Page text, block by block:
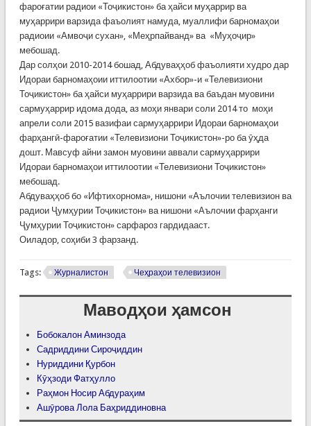
фароғатии радиои «Тоҷикистон» ба ҳайси муҳаррир ва
муҳаррири варзида фаъолият намуда, муаллифи барномаҳои
радиоии «Амвоҷи сухан», «Меҳрпайванд» ва «Муҳоҷир»
мебошад.
Дар солҳои 2010-2014 бошад, Абдуваҳҳоб фаъолияти худро дар
Идораи барномаҳоии иттилоотии «Ахбор»-и «Телевизиони
Тоҷикистон» ба ҳайси муҳаррири варзида ва баъдан муовини
сармуҳаррир идома дода, аз моҳи январи соли 2014 то моҳи
апрели соли 2015 вазифаи сармуҳаррири Идораи барномаҳои
фарҳангӣ-фароғатии «Телевизиони Тоҷикистон»-ро ба ӯҳда
дошт. Мавсуф айни замон муовини аввали сармуҳаррири
Идораи барномаҳои иттилоотии «Телевизиони Тоҷикистон»
мебошад.
Абдуваҳҳоб бо «Ифтихорнома», нишони «Аълочии телевизион ва
радиои Ҷумҳурии Тоҷикистон» ва нишони «Аълочии фарҳанги
Ҷумҳурии Тоҷикистон» сарфароз гардидааст.
Оиладор, соҳиби 3 фарзанд.
Tags: Журналистон Чеҳраҳои телевизион
Маводҳои ҳамсон
Бобокалон Аминзода
Садриддини Сироҷиддин
Нуриддини Қурбон
Кӯҳзоди Фатҳулло
Раҳмон Носир Абдураҳим
Ашӯрова Лола Баҳриддиновна